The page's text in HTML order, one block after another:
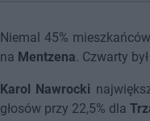
Niemal 45%
na Mentzena. Czwarty był
Karol Nawrocki
głosów przy 22,5% dla